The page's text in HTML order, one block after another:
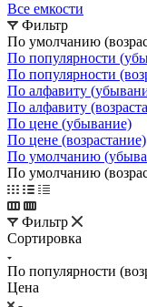
Все емкости
Фильтр
По умолчанию
По популярности
По популярности
По алфавиту
По алфавиту
По цене (убывание)
По цене (возрастание)
По умолчанию
По умолчанию
Фильтр
Сортировка
По популярности
Цена